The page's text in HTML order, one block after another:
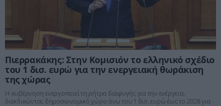
Πιερρακάκης: Στην Κομισιόν το ελληνικό σχέδιο
του 1 δισ. ευρώ για την ενεργειακή θωράκιση
της χώρας
Η κυβέρνηση ενεργοποιεί τη ρήτρα διαφυγής για την ενέργεια,
διεκδικώντας δημοσιονομικό χώρο άνω του 1 δισ. ευρώ έως το 2028 για